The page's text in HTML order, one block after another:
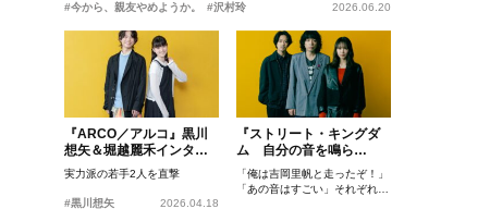
#今から、親友やめようか。 #沢村玲 2026.06.20
『ARCO／アルコ』黒川
想矢＆堀越麗禾インタビ
ュー
実力派の若手2人を直撃
#黒川想矢 2026.04.18
『ストリート・キングダ
ム 自分の音を鳴ら
せ。』峯田和伸、若葉竜
也、吉岡里帆インタビュ
ー
「俺は吉岡里帆と走ったぞ！」
「あの音はすごい」それぞれの